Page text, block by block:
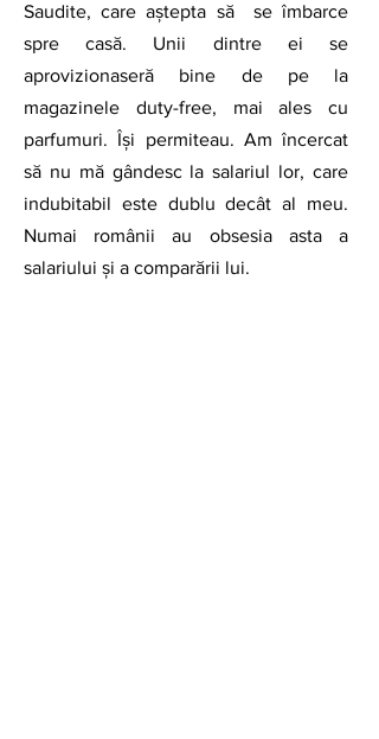
Saudite, care aștepta să  se îmbarce
spre casă. Unii dintre ei se
aprovizionaseră bine de pe la
magazinele duty-free, mai ales cu
parfumuri. Își permiteau. Am încercat
să nu mă gândesc la salariul lor, care
indubitabil este dublu decât al meu.
Numai românii au obsesia asta a
salariului și a comparării lui.